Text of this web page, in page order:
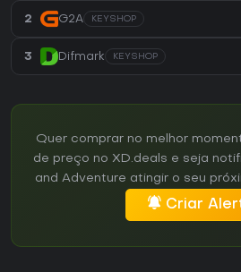
2 G2A KEYSHOP
3 Difmark KEYSHOP
Quer comprar no melhor
de preço no XD.deals e seja
and Adventure atingir o seu
Criar